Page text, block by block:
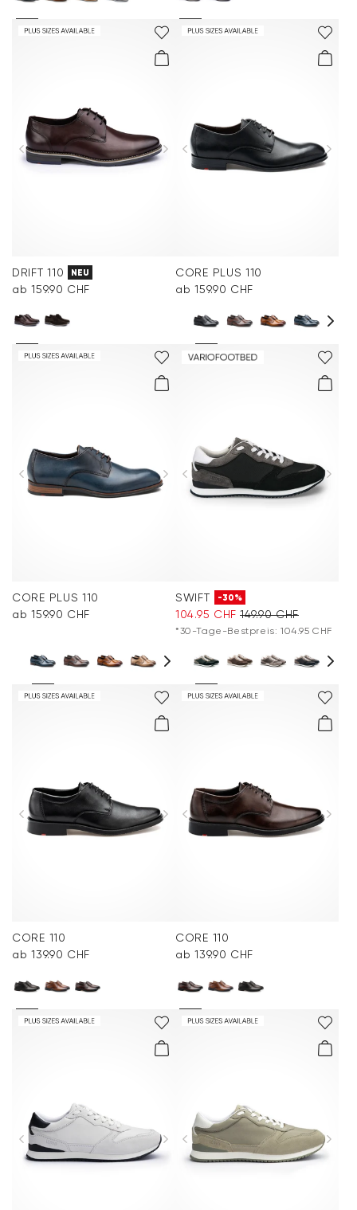
DRIFT 110 NEU
ab 159.90 CHF
CORE PLUS 110
ab 159.90 CHF
CORE PLUS 110
ab 159.90 CHF
SWIFT -30%
104.95 CHF 149.90 CHF
*30-Tage-Bestpreis: 104.95 CHF
CORE 110
ab 139.90 CHF
CORE 110
ab 139.90 CHF